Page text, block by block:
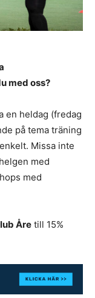
med oss?
en heldag (fredag
på tema träning
Missa inte
med
med
Åre till 15%